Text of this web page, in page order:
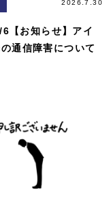
2026.7.30
【お知らせ】アイ
通信障害について